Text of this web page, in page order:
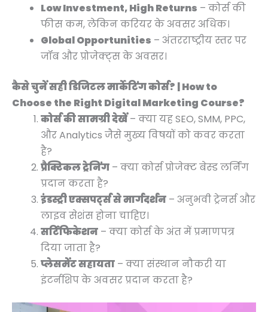
Low Investment, High Returns – कोर्स की
फीस कम, लेकिन करियर के अवसर अधिक।
Global Opportunities – अंतरराष्ट्रीय स्तर पर
जॉब और प्रोजेक्ट्स के अवसर।
कैसे चुनें सही डिजिटल मार्केटिंग कोर्स? | How to
Choose the Right Digital Marketing Course?
कोर्स की सामग्री देखें– क्या यह SEO, SMM, PPC,
और Analytics जैसे मुख्य विषयों को कवर करता
है?
प्रैक्टिकल ट्रेनिंग – क्या कोर्स प्रोजेक्ट बेस्ड लर्निंग
प्रदान करता है?
इंडस्ट्री एक्सपर्ट्स से मार्गदर्शन – अनुभवी ट्रेनर्स और
लाइव सेशंस होना चाहिए।
सर्टिफिकेशन – क्या कोर्स के अंत में प्रमाणपत्र
दिया जाता है?
प्लेसमेंट सहायता – क्या संस्थान नौकरी या
इंटर्नशिप के अवसर प्रदान करता है?